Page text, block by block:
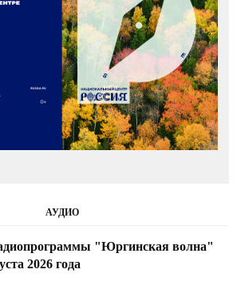
АУДИО
"Юргинская волна"
2026 года